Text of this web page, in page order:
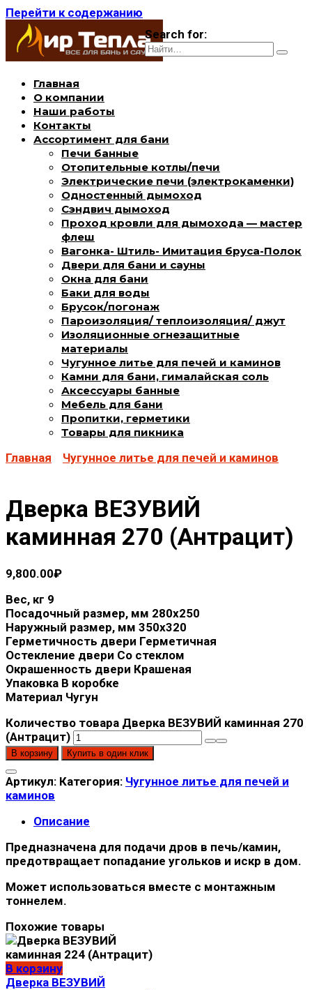
Перейти к содержанию
Search for:
Главная
О компании
Наши работы
Контакты
Ассортимент для бани
Печи банные
Отопительные котлы/печи
Электрические печи (электрокаменки)
Одностенный дымоход
Сэндвич дымоход
Проход кровли для дымохода — мастер
флеш
Вагонка- Штиль- Имитация бруса-Полок
Двери для бани и сауны
Окна для бани
Баки для воды
Брусок/погонаж
Пароизоляция/ теплоизоляция/ джут
Изоляционные огнезащитные
материалы
Чугунное литье для печей и каминов
Камни для бани, гималайская соль
Аксессуары банные
Мебель для бани
Пропитки, герметики
Товары для пикника
Главная Чугунное литье для печей и каминов
Дверка ВЕЗУВИЙ
каминная 270 (Антрацит)
9,800.00₽
Вес, кг 9
Посадочный размер, мм 280x250
Наружный размер, мм 350x320
Герметичность двери Герметичная
Остекление двери Со стеклом
Окрашенность двери Крашеная
Упаковка В коробке
Материал Чугун
Количество товара Дверка ВЕЗУВИЙ каминная 270
(Антрацит)
В корзину Купить в один клик
Артикул: Категория: Чугунное литье для печей и
каминов
Описание
Предназначена для подачи дров в печь/камин,
предотвращает попадание угольков и искр в дом.
Может использоваться вместе с монтажным
тоннелем.
Похожие товары
В корзину
Дверка ВЕЗУВИЙ